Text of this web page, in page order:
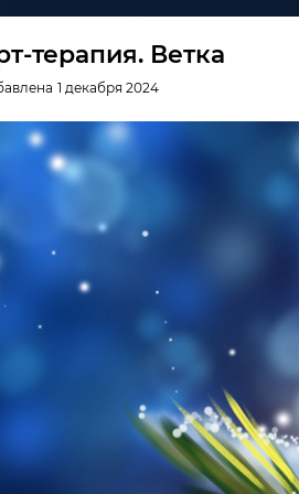
терапия. Ветка
1 декабря 2024